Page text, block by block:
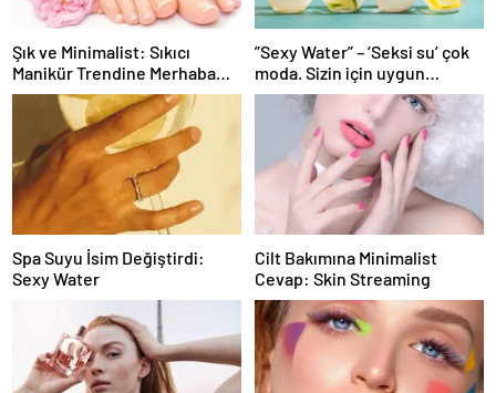
Şık ve Minimalist: Sıkıcı
Manikür Trendine Merhaba
Deyin
”Sexy Water” – ‘Seksi su’ çok
moda. Sizin için uygun
mudur?
Spa Suyu İsim Değiştirdi:
Sexy Water
Cilt Bakımına Minimalist
Cevap: Skin Streaming